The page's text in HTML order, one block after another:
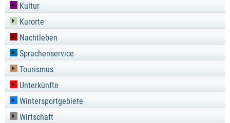
Kultur
Kurorte
Nachtleben
Sprachenservice
Tourismus
Unterkünfte
Wintersportgebiete
Wirtschaft